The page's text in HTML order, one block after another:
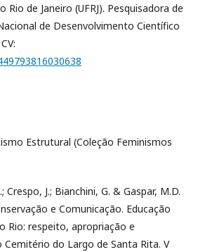
Rio de Janeiro (UFRJ). Pesquisadora de
de Desenvolvimento Científico
Estrutural (Coleção Feminismos
Crespo, J.; Bianchini, G. & Gaspar, M.D.
e Comunicação. Educação
Rio: respeito, apropriação e
do Largo de Santa Rita. V